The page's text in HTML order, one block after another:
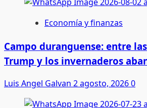
Economía y finanzas
Campo duranguense: entre
Trump y los invernaderos
Luis Angel Galvan 2 agosto, 20260